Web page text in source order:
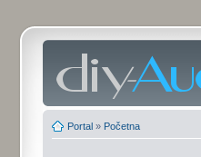
Portal » Početna